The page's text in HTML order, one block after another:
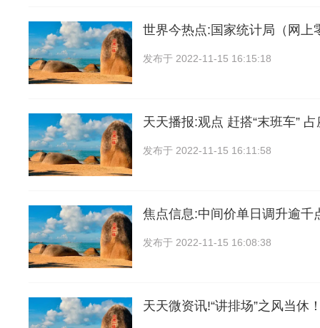
世界今热点:国家统计局（网上
发布于 2022-11-15 16:15:18
天天播报:观点 赶搭“末班车” 占
发布于 2022-11-15 16:11:58
焦点信息:中间价单日调升逾千
发布于 2022-11-15 16:08:38
天天微资讯!“讲排场”之风当休